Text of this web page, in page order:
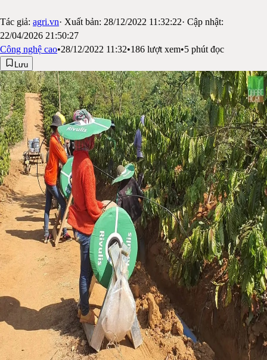
Tác giả: agri.vn· Xuất bản: 28/12/2022 11:32:22· Cập nhật:
22/04/2026 21:50:27
Công nghệ cao•28/12/2022 11:32•186 lượt xem•5 phút đọc
Lưu